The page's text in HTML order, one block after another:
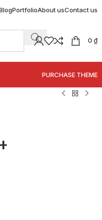
PortfolioAbout usContact us
0 ₫
PURCHASE THEME